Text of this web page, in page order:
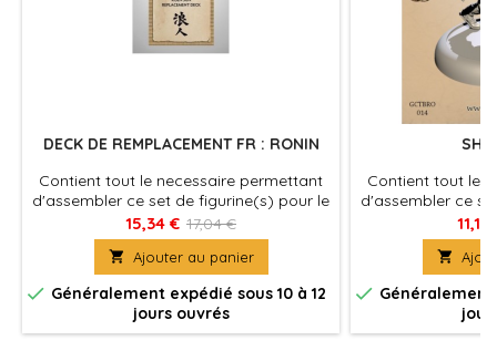
DECK DE REMPLACEMENT FR : RONIN
Contient tout le necessaire permettant
d'assembler ce set de figurine(s) pour le
jeu Bushido, produit fournies avec leurs
socles en plastique. Figurine(s) à
peindre et à assembler
15,34 € 17,04 €
 Ajouter au panier
 Généralement expédié sous 10 à 12
jours ouvrés
Contient tout le
d'assembler ce
jeu Bushido,
socles en
peindre
11,18

 Généralement